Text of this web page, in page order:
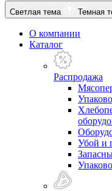
Светлая тема Темная
О компании
Каталог
Распродажа
Убой и